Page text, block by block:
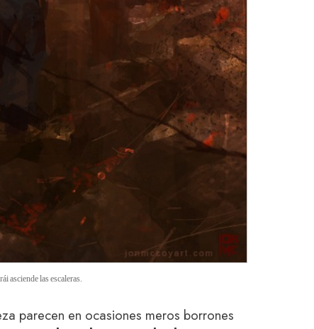
asciende las escaleras.
parecen en ocasiones meros borrones